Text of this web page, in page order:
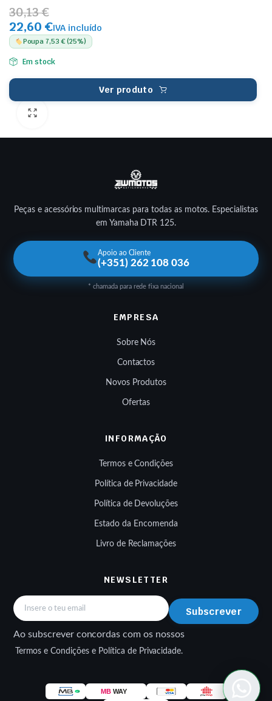
30,13 €
22,60 €IVA incluído
Poupa 7,53 € (25%)
Em stock
Ver produto
Peças e acessórios multimarcas para todas as motos. Especialistas
em Yamaha DTR 125.
Apoio ao Cliente
(+351) 262 108 036
* chamada para rede fixa nacional
EMPRESA
Sobre Nós
Contactos
Novos Produtos
Ofertas
INFORMAÇÃO
Termos e Condições
Política de Privacidade
Política de Devoluções
Estado da Encomenda
Livro de Reclamações
NEWSLETTER
Subscrever
Ao subscrever concordas com os nossos
Termos e Condições e Política de Privacidade.